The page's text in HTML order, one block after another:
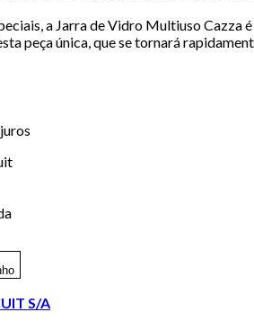
a Jarra de Vidro Multiuso
peça única, que se tornará
S/A